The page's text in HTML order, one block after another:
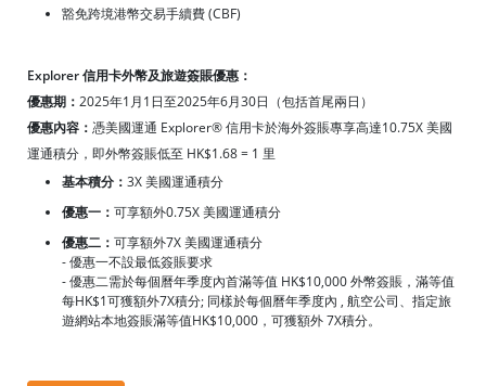
豁免跨境港幣交易手續費 (CBF)
Explorer 信用卡外幣及旅遊簽賬優惠：
優惠期： 2025年1月1日至2025年6月30日（包括首尾兩日）
優惠內容： 憑美國運通 Explorer® 信用卡於海外簽賬專享高達10.75X 美國
運通積分，即外幣簽賬低至 HK$1.68 = 1 里
基本積分： 3X 美國運通積分
優惠一： 可享額外0.75X 美國運通積分
優惠二： 可享額外7X 美國運通積分
- 優惠一不設最低簽賬要求
- 優惠二需於每個曆年季度內首滿等值 HK$10,000 外幣簽賬，滿等值
每HK$1可獲額外7X積分; 同樣於每個曆年季度內 , 航空公司、指定旅
遊網站本地簽賬滿等值HK$10,000，可獲額外 7X積分。